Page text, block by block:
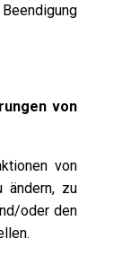
von
von
ändern, zu
oder den